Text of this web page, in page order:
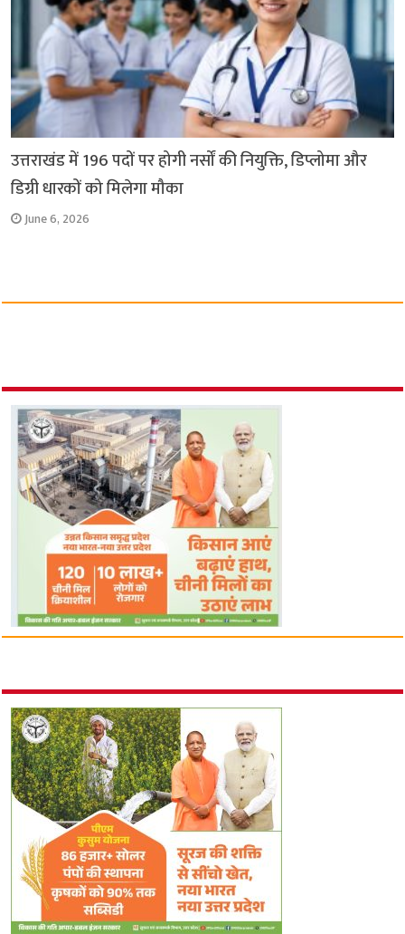
उत्तराखंड में 196 पदों पर होगी नर्सों की नियुक्ति, डिप्लोमा और
डिग्री धारकों को मिलेगा मौका
June 6, 2026